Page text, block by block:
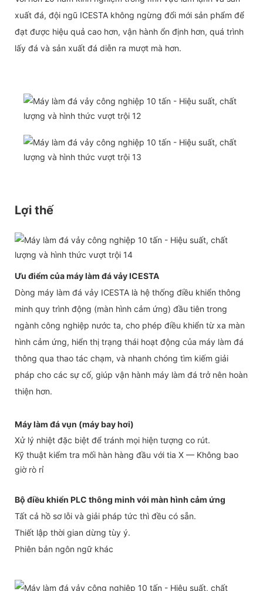
xuất đá, đội ngũ ICESTA không ngừng đổi mới sản phẩm để
đạt được hiệu quả cao hơn, vận hành ổn định hơn, quá trình
lấy đá và sản xuất đá diễn ra mượt mà hơn.
Lợi thế
Ưu điểm của máy làm đá vảy ICESTA
Dòng máy làm đá vảy ICESTA là hệ thống điều khiển thông
minh quy trình động (màn hình cảm ứng) đầu tiên trong
ngành công nghiệp nước ta, cho phép điều khiển từ xa màn
hình cảm ứng, hiển thị trạng thái hoạt động của máy làm đá
thông qua thao tác chạm, và nhanh chóng tìm kiếm giải
pháp cho các sự cố, giúp vận hành máy làm đá trở nên hoàn
thiện hơn.
Máy làm đá vụn (máy bay hơi)
Xử lý nhiệt đặc biệt để tránh mọi hiện tượng co rút.
Kỹ thuật kiểm tra mối hàn hàng đầu với tia X — Không bao
giờ rò rỉ
Bộ điều khiển PLC thông minh với màn hình cảm ứng
Tất cả hồ sơ lỗi và giải pháp tức thì đều có sẵn.
Thiết lập thời gian dừng tùy ý.
Phiên bản ngôn ngữ khác